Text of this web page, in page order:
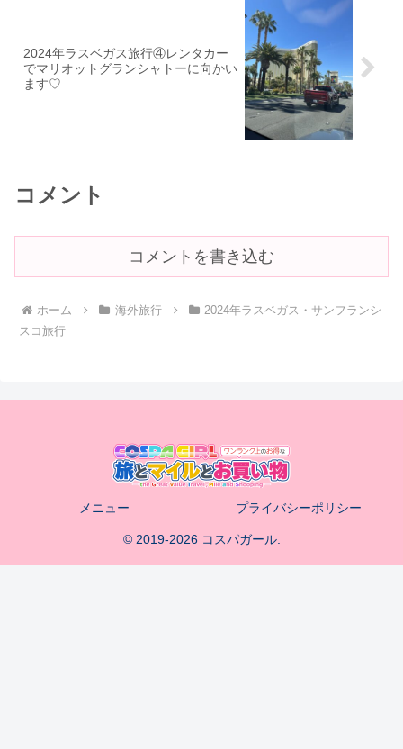
2024年ラスベガス旅行④レンタカー
でマリオットグランシャトーに向かい
ます♡
コメント
コメントを書き込む
ホーム 海外旅行
2024年ラスベガス・サンフランシ
スコ旅行
メニュー プライバシーポリシー
© 2019-2026 コスパガール.